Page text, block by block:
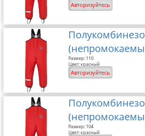
Авторизуйтесь
Размер: 110
Цвет: красный
Авторизуйтесь
Размер: 104
Цвет: красный